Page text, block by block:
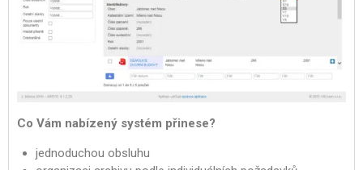
Co Vám nabízený systém přinese?
jednoduchou obsluhu